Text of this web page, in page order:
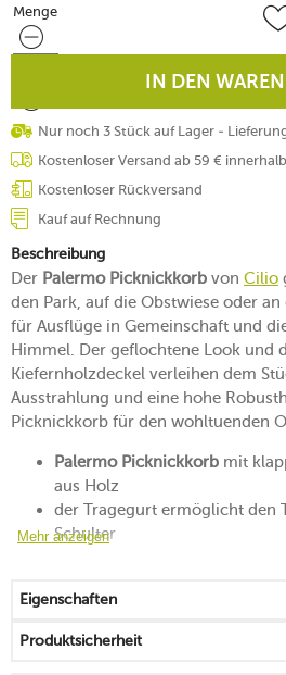
Menge
Menge
IN DEN
Nur noch 3 Stück auf Lager -
Kostenloser Versand ab 59 €
Kostenloser Rückversand
Kauf auf Rechnung
Beschreibung
Der Palermo Picknickkorb von Cilio
den Park, auf die Obstwiese oder an
für Ausflüge in Gemeinschaft und
Himmel. Der geflochtene Look und
Kiefernholzdeckel verleihen dem
Ausstrahlung und eine hohe
Picknickkorb für den wohltuenden
Palermo Picknickkorb mit
aus Holz
der Tragegurt ermöglicht den
Schulter
Inhalt Schutz bietet und die
mit je vier Tellern, Gläsern und
Mehr anzeigen
Eigenschaften
Produktsicherheit